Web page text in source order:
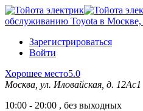
обслуживанию Toyota в
Зарегистрироваться
Войти
Хорошее место5.0
Москва, ул. Иловайская, д. 12Ас1
10:00 - 20:00 , без выходных